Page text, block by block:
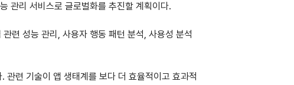
관리 서비스로 글로벌화를 추진할 계획이다.
련 성능 관리, 사용자 행동 패턴 분석, 사용성 분석
련 기술이 앱 생태계를 보다 더 효율적이고 효과적